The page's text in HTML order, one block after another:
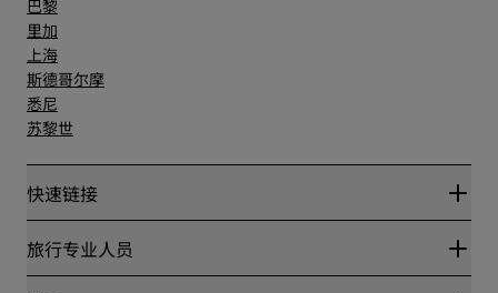
巴黎
里加
上海
斯德哥尔摩
悉尼
苏黎世
快速链接
丽赏会
旅行专业人员